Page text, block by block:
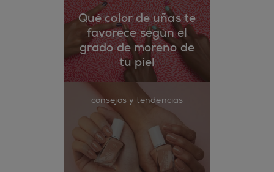
Qué color de uñas te
favorece según el
grado de moreno de
tu piel
consejos y tendencias